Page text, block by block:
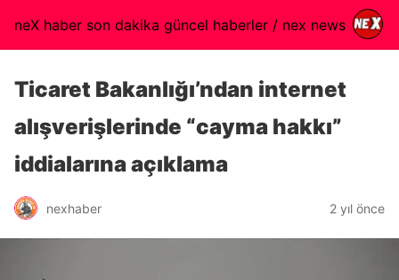
neX haber son dakika güncel haberler / nex news
Ticaret Bakanlığı’ndan internet
alışverişlerinde “cayma hakkı”
iddialarına açıklama
nexhaber 2 yıl önce